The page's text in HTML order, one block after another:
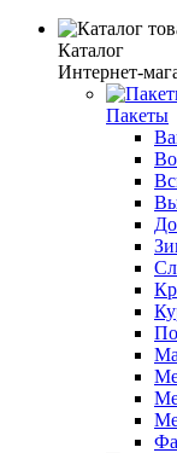
Каталог
Интернет-
Пакеты